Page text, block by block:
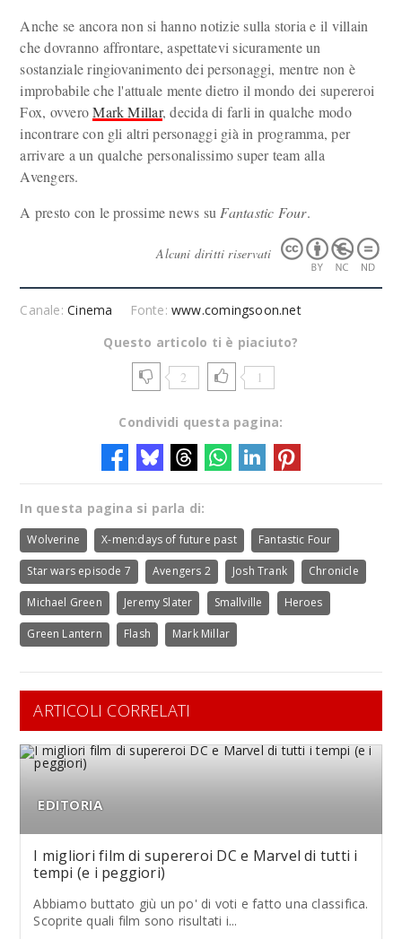
Anche se ancora non si hanno notizie sulla storia e il villain
che dovranno affrontare, aspettatevi sicuramente un
sostanziale ringiovanimento dei personaggi, mentre non è
improbabile che l'attuale mente dietro il mondo dei supereroi
Fox, ovveroMark Millar, decida di farli in qualche modo
incontrare con gli altri personaggi già in programma, per
arrivare a un qualche personalissimo super team alla
Avengers.
A presto con le prossime news su Fantastic Four.
Alcuni diritti riservati
Canale:Cinema Fonte:www.comingsoon.net
Questo articolo ti è piaciuto?
2 1
Condividi questa pagina:
In questa pagina si parla di:
Wolverine X-men:days of future past Fantastic Four
Star wars episode 7 Avengers 2 Josh Trank Chronicle
Michael Green Jeremy Slater Smallville Heroes
Green Lantern Flash Mark Millar
ARTICOLI CORRELATI
EDITORIA
I migliori film di supereroi DC e Marvel di tutti i
tempi (e i peggiori)
Abbiamo buttato giù un po' di voti e fatto una classifica.
Scoprite quali film sono risultati i...